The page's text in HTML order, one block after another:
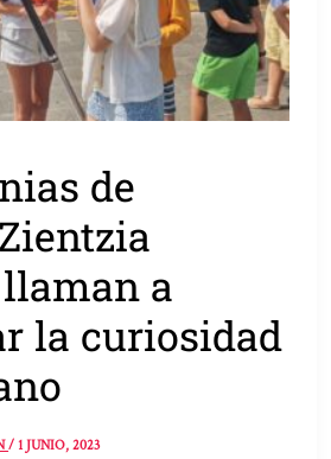
de
a
la curiosidad
/1 JUNIO, 2023